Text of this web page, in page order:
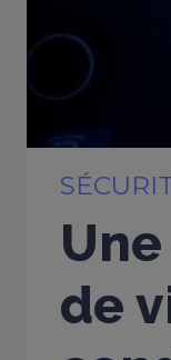
de